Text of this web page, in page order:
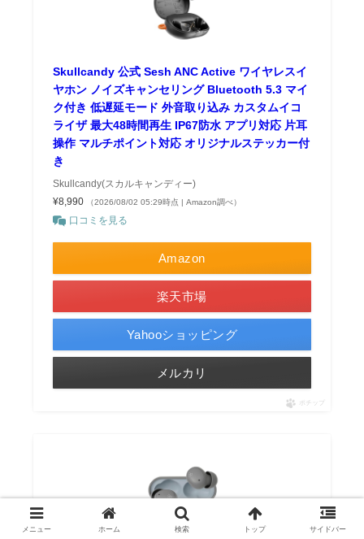
Skullcandy 公式 Sesh ANC Active ワイヤレスイ
ヤホン ノイズキャンセリング Bluetooth 5.3 マイ
ク付き 低遅延モード 外音取り込み カスタムイコ
ライザ 最大48時間再生 IP67防水 アプリ対応 片耳
操作 マルチポイント対応 オリジナルステッカー付
き
Skullcandy(スカルキャンディー)
¥8,990
（2026/08/02 05:29時点 | Amazon調べ）
口コミを見る
Amazon
楽天市場
Yahooショッピング
メルカリ
ポチップ
メニュー ホーム 検索 トップ サイドバー